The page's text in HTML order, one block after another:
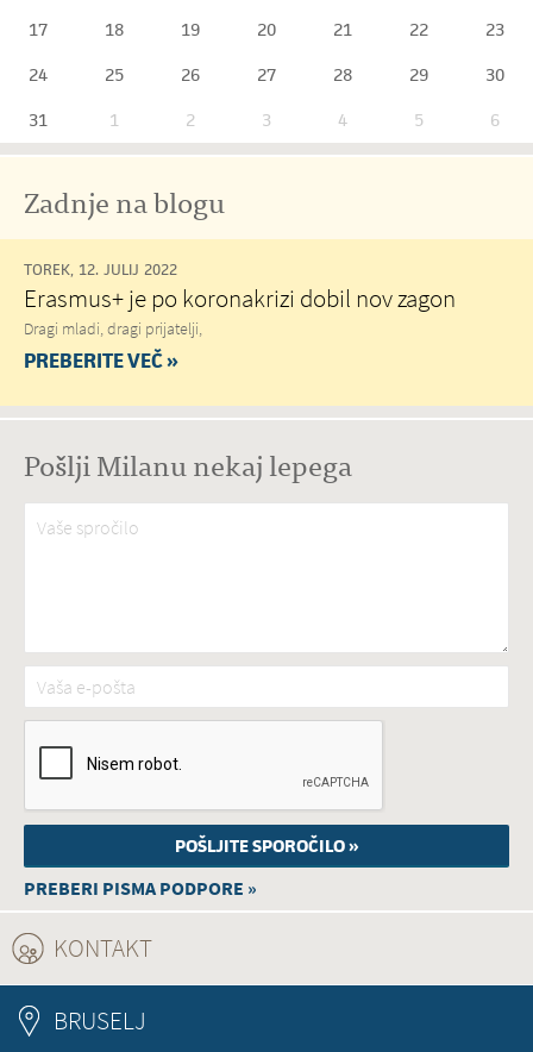
17
18 19 20 21 22
23
24
25 26 27 28 29
30
31
1 2 3 4 5 6
Zadnje na blogu
TOREK, 12. JULIJ 2022
Erasmus+ je po koronakrizi dobil nov zagon
Dragi mladi, dragi prijatelji,
PREBERITE VEČ »
Pošlji Milanu nekaj lepega
Vaše spročilo*
Vaša e-pošta*
PREBERI PISMA PODPORE »
KONTAKT
BRUSELJ